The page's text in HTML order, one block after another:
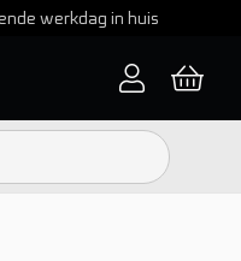
werkdag in huis